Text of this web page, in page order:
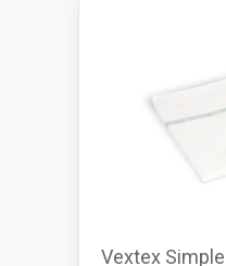
Vextex